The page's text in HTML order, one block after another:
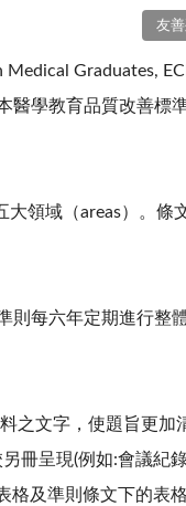
友
Graduates,
學教育品質改善標
領域（areas）。條
則每六年定期進行整
之文字，使題旨更加
冊呈現(例如:會議紀
格及準則條文下的表